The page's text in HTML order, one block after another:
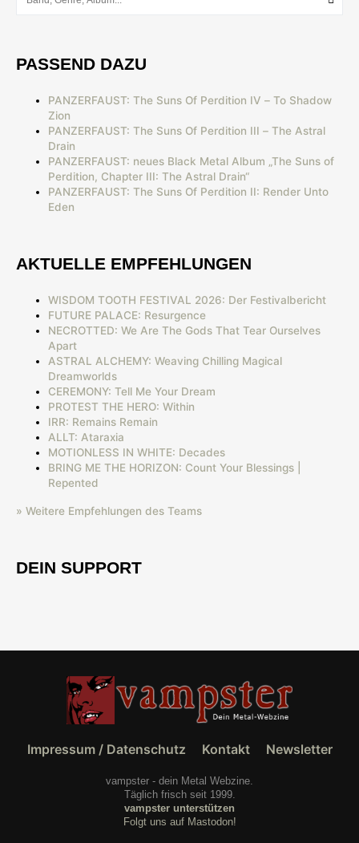
PASSEND DAZU
PANZERFAUST: The Suns Of Perdition IV – To Shadow
Zion
PANZERFAUST: The Suns Of Perdition III – The Astral
Drain
PANZERFAUST: neues Black Metal Album „The Suns of
Perdition, Chapter III: The Astral Drain“
PANZERFAUST: The Suns Of Perdition II: Render Unto
Eden
AKTUELLE EMPFEHLUNGEN
WISDOM TOOTH FESTIVAL 2026: Der Festivalbericht
FUTURE PALACE: Resurgence
NECROTTED: We Are The Gods That Tear Ourselves
Apart
ASTRAL ALCHEMY: Weaving Chilling Magical
Dreamworlds
CEREMONY: Tell Me Your Dream
PROTEST THE HERO: Within
IRR: Remains Remain
ALLT: Ataraxia
MOTIONLESS IN WHITE: Decades
BRING ME THE HORIZON: Count Your Blessings |
Repented
» Weitere Empfehlungen des Teams
DEIN SUPPORT
Impressum / Datenschutz Kontakt Newsletter
vampster - dein Metal Webzine.
Täglich frisch seit 1999.
vampster unterstützen
Folgt uns auf Mastodon!